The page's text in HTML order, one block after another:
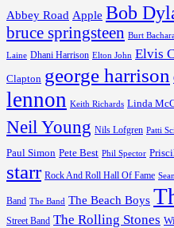
Abbey Road Apple Bob
bruce springsteen Burt
Laine Dhani Harrison Elton John Elvis
Clapton george harrison
lennon Keith Richards Linda
Neil Young Nils Lofgren Patti
Paul Simon Pete Best Phil Spector
starr Rock And Roll Hall Of Fame
Band The Band The Beach Boys
Street Band The Rolling Stones